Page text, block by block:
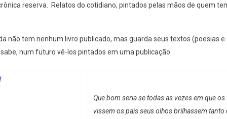
reserva. Relatos do cotidiano, pintados pelas mãos de quem
não tem nenhum livro publicado, mas guarda seus textos (poesias e
num futuro vê-los pintados em uma publicação.
Que bom seria se todas as vezes em que
vissem os pais seus olhos brilhassem tanto